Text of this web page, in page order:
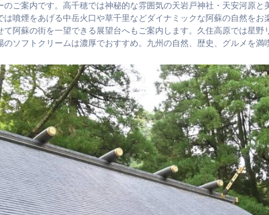
ご案内です。高千穂では神秘的な雰囲気の天岩戸神社・天安河原
噴煙をあげる中岳火口や草千里などダイナミックな阿蘇の自然を
て阿蘇の街を一望できる展望台へもご案内します。久住高原では星
ソフトクリームは濃厚でおすすめ。九州の自然、歴史、グルメを満